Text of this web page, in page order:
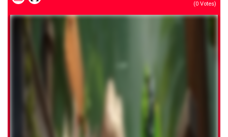
(0 Votes)